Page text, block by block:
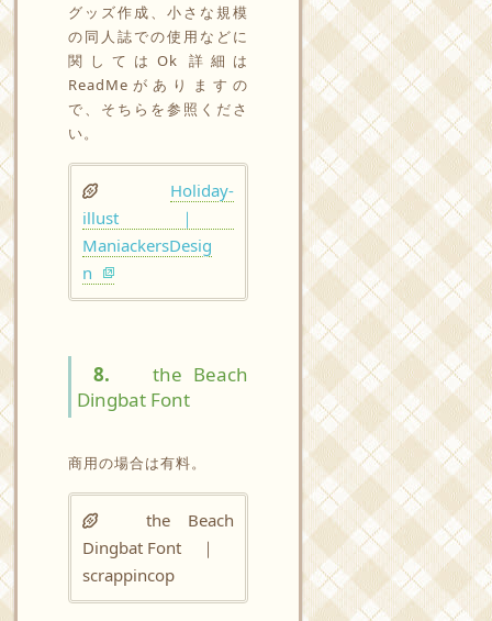
グッズ作成、小さな規模
の同人誌での使用などに
関してはOk 詳細は
ReadMeがありますの
で、そちらを参照くださ
い。
Holiday-
illust ｜
ManiackersDesig
n
8.
the Beach
Dingbat Font
商用の場合は有料。
the Beach
Dingbat Font ｜
scrappincop